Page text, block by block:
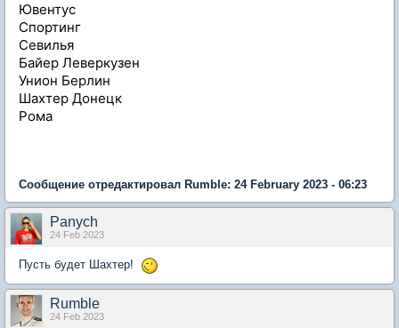
Ювентус
Спортинг
Севилья
Байер Леверкузен
Унион Берлин
Шахтер Донецк
Рома
Сообщение отредактировал Rumble: 24 February 2023 - 06:23
Panych
24 Feb 2023
Пусть будет Шахтер!
Rumble
24 Feb 2023